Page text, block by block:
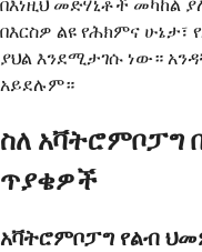
በእነዚህ መድሃኒቶች መካከል
በእርስዎ ልዩ የሕክምና
ያህል እንደሚታገሱ ነው።
አይደሉም።
ስለ አቫትሮምቦፓግ
ጥያቄዎች
አቫትሮምቦፓግ የልብ